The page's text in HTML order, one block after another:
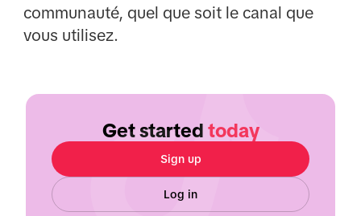
communauté, quel que soit le canal que
vous utilisez.
Get started today
Sign up
Log in